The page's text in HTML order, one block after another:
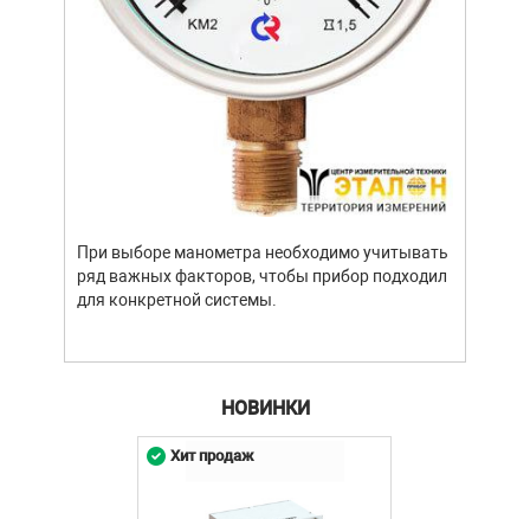
При выборе манометра необходимо учитывать
ряд важных факторов, чтобы прибор подходил
для конкретной системы.
НОВИНКИ
Хит продаж